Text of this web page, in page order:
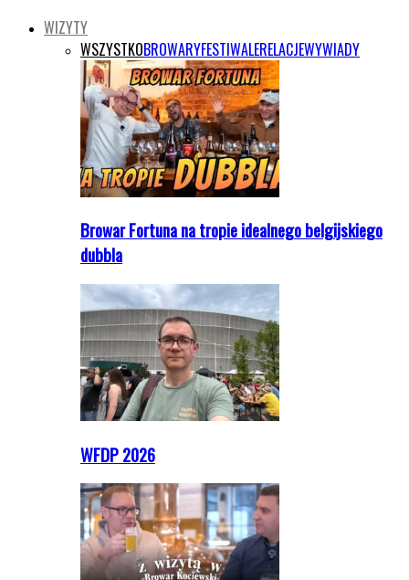
WIZYTY
WSZYSTKOBROWARYFESTIWALERELACJEWYWIADY
Browar Fortuna na tropie idealnego belgijskiego
dubbla
WFDP 2026